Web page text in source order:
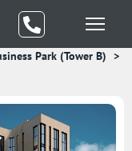
Park (Tower B)